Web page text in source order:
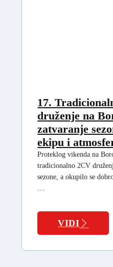
17.
druženje na
zatvaranje
ekipu i
Proteklog vikenda na
tradicionalno 2CV
sezone, a okupilo se
VIDI